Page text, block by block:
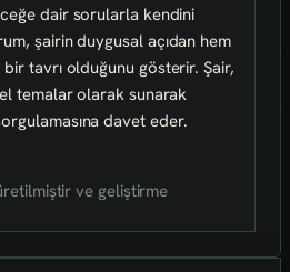
dair sorularla kendini
şairin duygusal açıdan hem
tavrı olduğunu gösterir. Şair,
temalar olarak sunarak
davet eder.
ve geliştirme